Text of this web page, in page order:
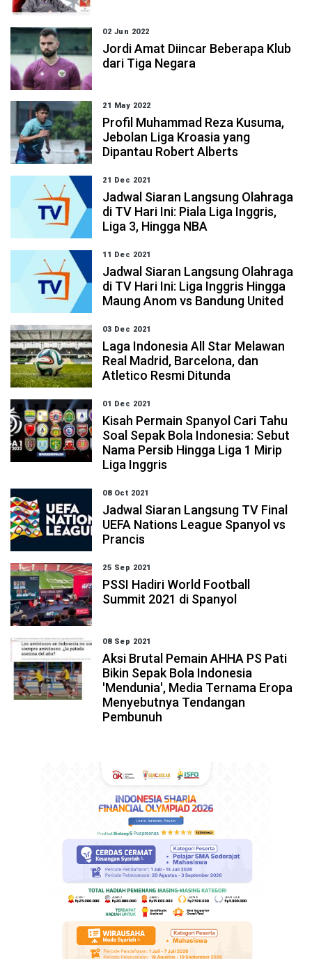
02 Jun 2022
Jordi Amat Diincar Beberapa Klub
dari Tiga Negara
21 May 2022
Profil Muhammad Reza Kusuma,
Jebolan Liga Kroasia yang
Dipantau Robert Alberts
21 Dec 2021
Jadwal Siaran Langsung Olahraga
di TV Hari Ini: Piala Liga Inggris,
Liga 3, Hingga NBA
11 Dec 2021
Jadwal Siaran Langsung Olahraga
di TV Hari Ini: Liga Inggris Hingga
Maung Anom vs Bandung United
03 Dec 2021
Laga Indonesia All Star Melawan
Real Madrid, Barcelona, dan
Atletico Resmi Ditunda
01 Dec 2021
Kisah Permain Spanyol Cari Tahu
Soal Sepak Bola Indonesia: Sebut
Nama Persib Hingga Liga 1 Mirip
Liga Inggris
08 Oct 2021
Jadwal Siaran Langsung TV Final
UEFA Nations League Spanyol vs
Prancis
25 Sep 2021
PSSI Hadiri World Football
Summit 2021 di Spanyol
08 Sep 2021
Aksi Brutal Pemain AHHA PS Pati
Bikin Sepak Bola Indonesia
'Mendunia', Media Ternama Eropa
Menyebutnya Tendangan
Pembunuh